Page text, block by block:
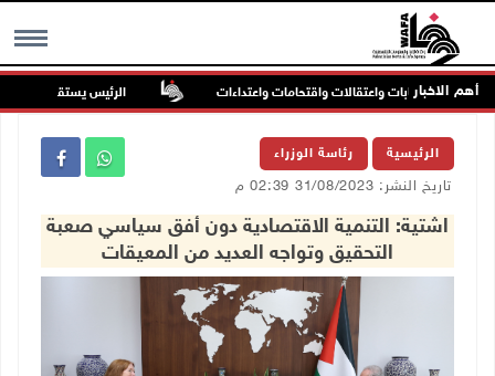
MENU أهم الاخبار
إصابات واعتقالات واقتحامات واعتداءات الرئيس يستقبل مجلس
الرئيسية رئاسة الوزراء
تاريخ النشر: 31/08/2023 02:39 م
اشتية: التنمية الاقتصادية دون أفق سياسي صعبة
التحقيق وتواجه العديد من المعيقات